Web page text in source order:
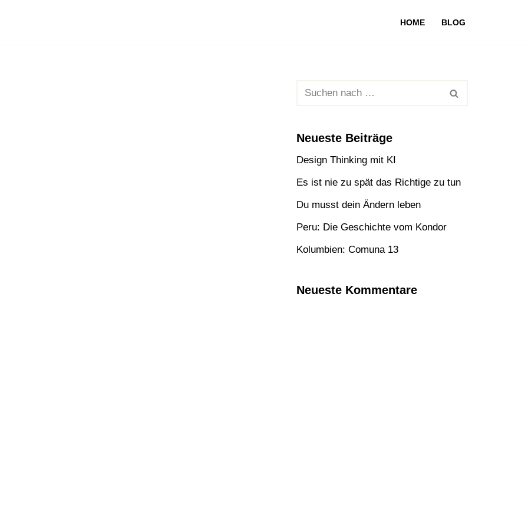
HOME BLOG
Neueste Beiträge
Design Thinking mit KI
Es ist nie zu spät das Richtige zu tun
Du musst dein Ändern leben
Peru: Die Geschichte vom Kondor
Kolumbien: Comuna 13
Neueste Kommentare